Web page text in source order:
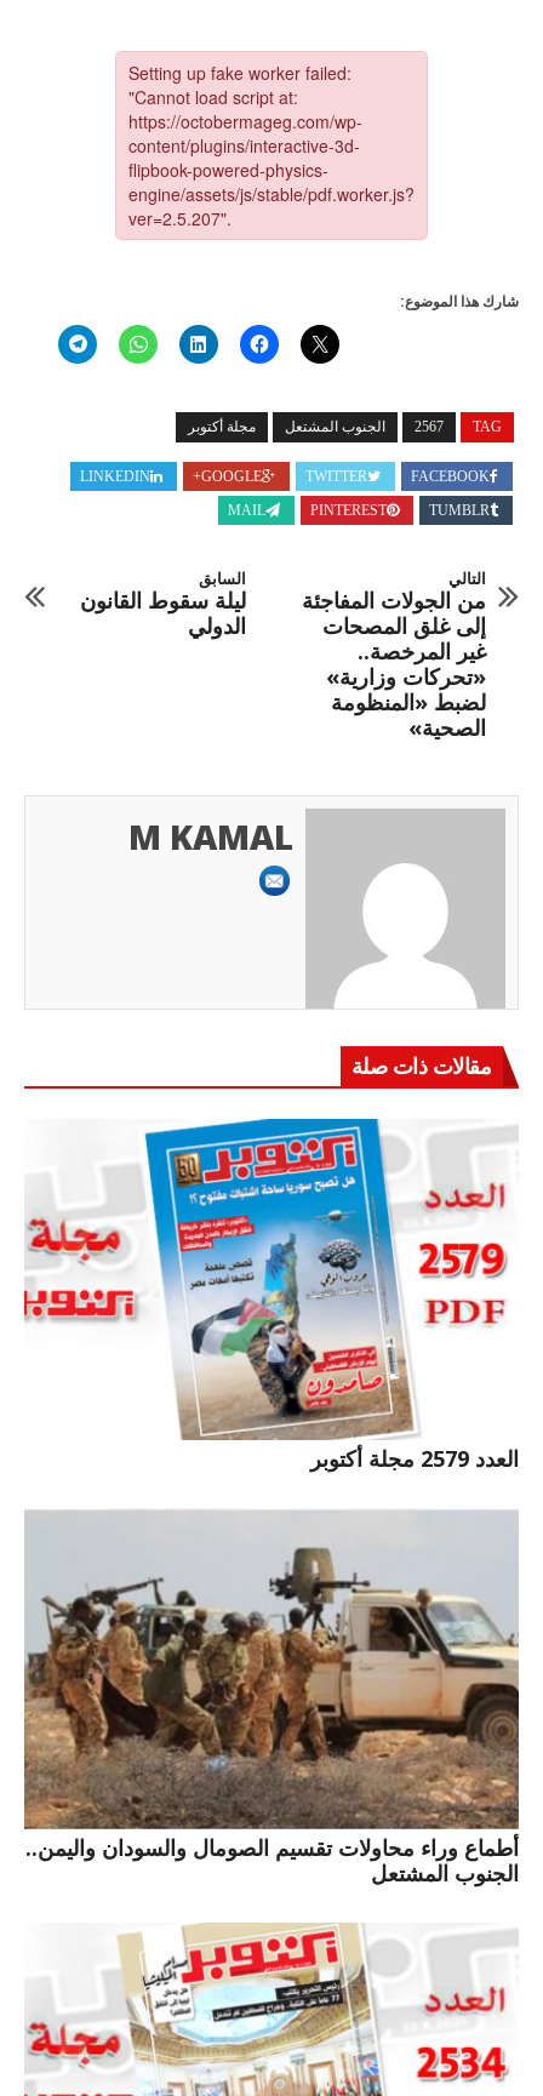
شارك هذا الموضوع:
TAG
2567 الجنوب المشتعل مجلة أكتوبر
FACEBOOK
TWITTER
GOOGLE+
LINKEDIN
TUMBLR
PINTEREST
MAIL
السابق
ليلة سقوط القانون
الدولي
التالي
من الجولات المفاجئة
إلى غلق المصحات
غير المرخصة..
«تحركات وزارية»
لضبط «المنظومة
الصحية»
M KAMAL
مقالات ذات صلة
العدد 2579 مجلة أكتوبر
أطماع وراء محاولات تقسيم الصومال والسودان واليمن..
الجنوب المشتعل